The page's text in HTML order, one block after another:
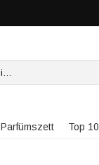
Parfümszett Top 10